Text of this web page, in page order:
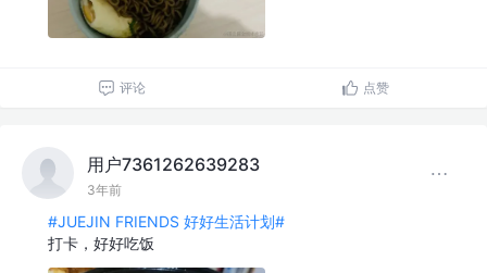
评论 点赞
用户7361262639283
3年前
#JUEJIN FRIENDS 好好生活计划#
打卡，好好吃饭